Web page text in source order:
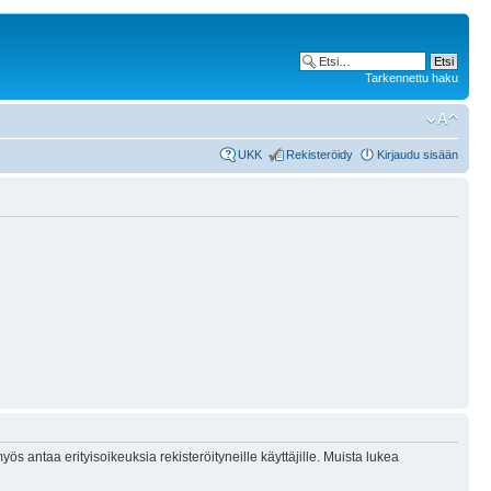
Tarkennettu haku
UKK Rekisteröidy Kirjaudu sisään
antaa erityisoikeuksia rekisteröityneille käyttäjille. Muista lukea